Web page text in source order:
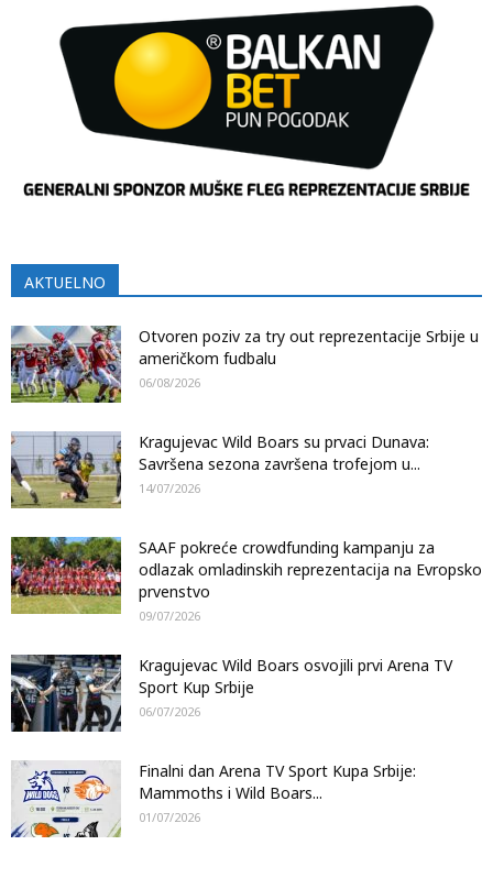
AKTUELNO
Otvoren poziv za try out reprezentacije Srbije u
američkom fudbalu
06/08/2026
Kragujevac Wild Boars su prvaci Dunava:
Savršena sezona završena trofejom u...
14/07/2026
SAAF pokreće crowdfunding kampanju za
odlazak omladinskih reprezentacija na Evropsko
prvenstvo
09/07/2026
Kragujevac Wild Boars osvojili prvi Arena TV
Sport Kup Srbije
06/07/2026
Finalni dan Arena TV Sport Kupa Srbije:
Mammoths i Wild Boars...
01/07/2026